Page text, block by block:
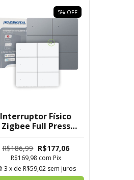
5% OFF
Interruptor Físico
Zigbee Full Press
4x4 de 6 Botões
R$186,99 R$177,06
R$169,98 com Pix
3 x de R$59,02 sem juros